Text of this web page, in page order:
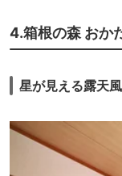
4.箱根の森 おか
星が見える露天